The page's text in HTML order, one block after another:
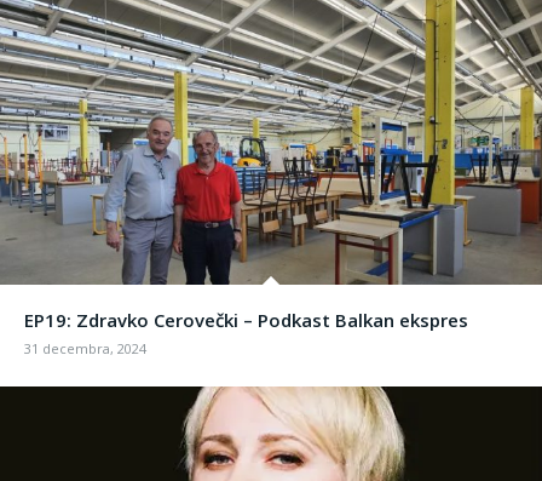
EP19: Zdravko Cerovečki – Podkast Balkan ekspres
31 decembra, 2024